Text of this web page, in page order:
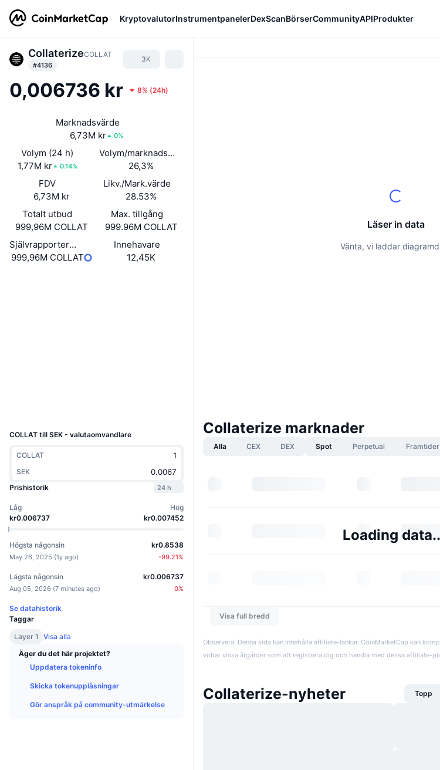
KryptovalutorInstrumentpanelerDexScanBörserCommunityAPIProdukter
CollaterizeCOLLAT
#4136
3K
0,006736 kr 8% (24h)
Marknadsvärde
6,73M kr
0%
Volym (24 h)
1,77M kr
0.14%
Volym/marknadsvärde (24h)
26,3%
FDV
6,73M kr
Likv./Mark.värde
28.53%
Totalt utbud
999,96M COLLAT
Max. tillgång
999.96M COLLAT
Självrapporterat cirkulerande utbud
999,96M COLLAT
Innehavare
12,45K
COLLAT till SEK - valutaomvandlare
COLLAT
SEK
Prishistorik
24 h
Låg
kr0.006737
Hög
kr0.007452
Högsta någonsin
May 26, 2025 (1y ago)
kr0.8538
-99.21%
Lägsta någonsin
Aug 05, 2026 (7 minutes ago)
kr0.006737
0%
Se datahistorik
Taggar
Layer 1
Visa alla
Äger du det här projektet?
Uppdatera tokeninfo
Skicka tokenupplåsningar
Gör anspråk på community-utmärkelse
Läser in data
Vänta, vi laddar
Collaterize marknader
Alla CEX DEX Spot Perpetual Framtider
Loading
Visa full bredd
Observera: Denna sida kan innehålla affiliate-länkar. CoinMarketCap kan
vidtar vissa åtgärder som att registrera dig och handla med dessa affiliate-
Collaterize-nyheter Topp